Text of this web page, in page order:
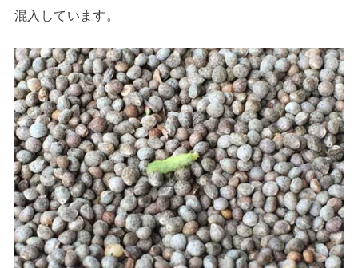
混入しています。